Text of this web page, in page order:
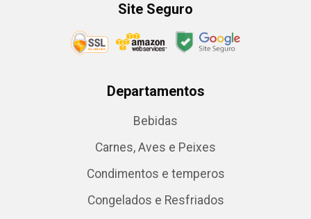
Site Seguro
Departamentos
Bebidas
Carnes, Aves e Peixes
Condimentos e temperos
Congelados e Resfriados